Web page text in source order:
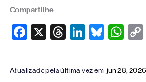
Compartilhe
F
e
X
T
a
Li
e
Bl
sk
W
s
y
Atualizado pela última vez em jun 28, 2026